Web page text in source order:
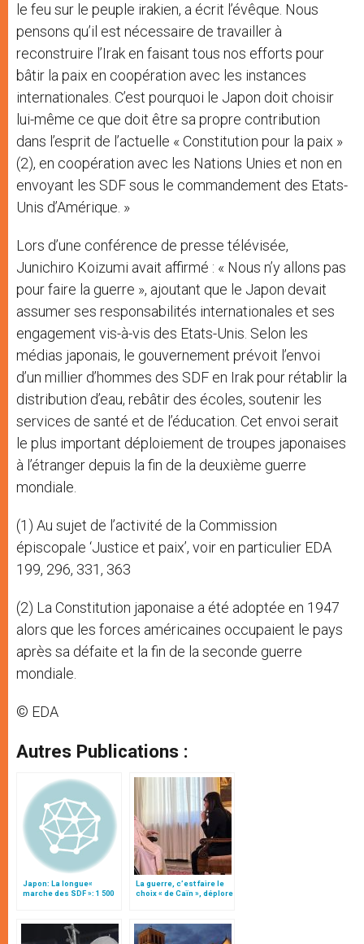
le feu sur le peuple irakien, a écrit l’évêque. Nous
pensons qu’il est nécessaire de travailler à
reconstruire l’Irak en faisant tous nos efforts pour
bâtir la paix en coopération avec les instances
internationales. C’est pourquoi le Japon doit choisir
lui-même ce que doit être sa propre contribution
dans l’esprit de l’actuelle « Constitution pour la paix »
(2), en coopération avec les Nations Unies et non en
envoyant les SDF sous le commandement des Etats-
Unis d’Amérique. »
Lors d’une conférence de presse télévisée,
Junichiro Koizumi avait affirmé : « Nous n’y allons pas
pour faire la guerre », ajoutant que le Japon devait
assumer ses responsabilités internationales et ses
engagement vis-à-vis des Etats-Unis. Selon les
médias japonais, le gouvernement prévoit l’envoi
d’un millier d’hommes des SDF en Irak pour rétablir la
distribution d’eau, rebâtir des écoles, soutenir les
services de santé et de l’éducation. Cet envoi serait
le plus important déploiement de troupes japonaises
à l’étranger depuis la fin de la deuxième guerre
mondiale.
(1) Au sujet de l’activité de la Commission
épiscopale ‘Justice et paix’, voir en particulier EDA
199, 296, 331, 363
(2) La Constitution japonaise a été adoptée en 1947
alors que les forces américaines occupaient le pays
après sa défaite et la fin de la seconde guerre
mondiale.
© EDA
Autres Publications :
Japon: La longue«
marche des SDF »: 1 500
La guerre, c’est faire le
choix « de Caïn », déplore